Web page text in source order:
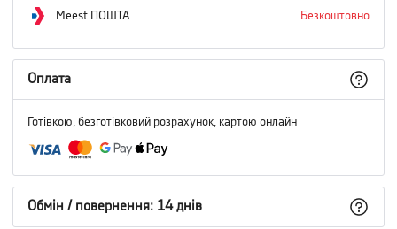
Meest ПОШТА Безкоштовно
Оплата
Готівкою, безготівковий розрахунок, картою онлайн
Обмін / повернення: 14 днів